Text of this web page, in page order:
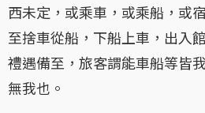
西未定，或乘車，或乘船，或
至捨車從船，下船上車，出入
禮遇備至，旅客謂能車船等皆
無我也。